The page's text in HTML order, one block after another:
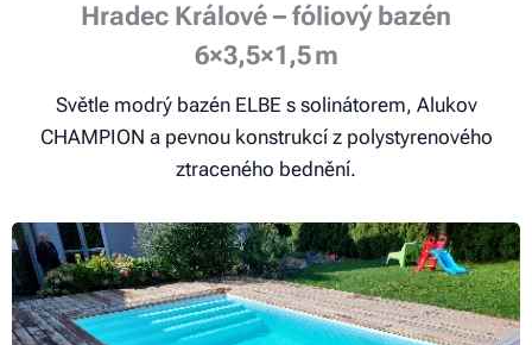
Hradec Králové – fóliový bazén
6×3,5×1,5 m
Světle modrý bazén ELBE s solinátorem, Alukov
CHAMPION a pevnou konstrukcí z polystyrenového
ztraceného bednění.